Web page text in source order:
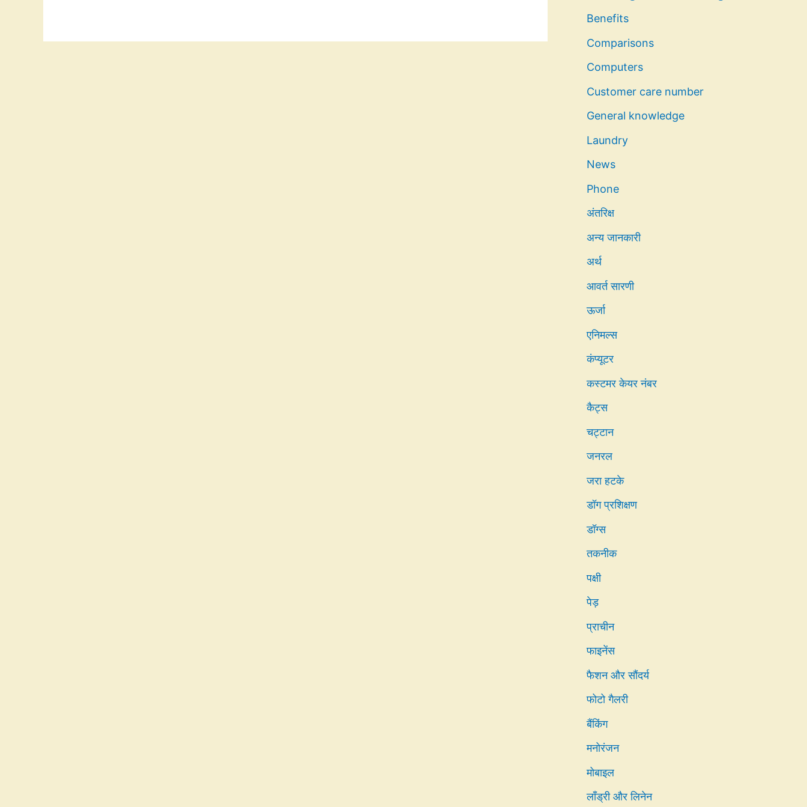
Benefits
Comparisons
Computers
Customer care number
General knowledge
Laundry
News
Phone
अंतरिक्ष
अन्य जानकारी
अर्थ
आवर्त सारणी
ऊर्जा
एनिमल्स
कंप्यूटर
कस्टमर केयर नंबर
कैट्स
चट्टान
जनरल
जरा हटके
डॉग प्रशिक्षण
डॉग्स
तकनीक
पक्षी
पेड़
प्राचीन
फाइनेंस
फैशन और सौंदर्य
फोटो गैलरी
बैंकिंग
मनोरंजन
मोबाइल
लाँड्री और लिनेन